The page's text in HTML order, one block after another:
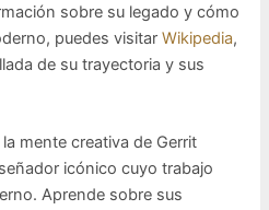
sobre su legado y cómo
puedes visitarWikipedia,
de su trayectoria y sus
mente creativa de Gerrit
icónico cuyo trabajo
Aprende sobre sus